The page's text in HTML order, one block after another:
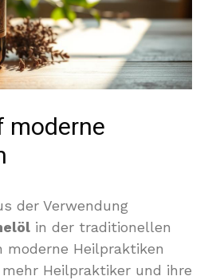
moderne
der Verwendung
in der traditionellen
moderne Heilpraktiken
Heilpraktiker und ihre